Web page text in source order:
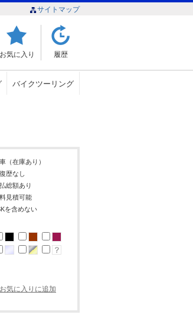
サイトマップ
お気に入り 履歴
バイクツーリング
（在庫あり）
歴なし
総額あり
見積可能
を含めない
気に入りに追加